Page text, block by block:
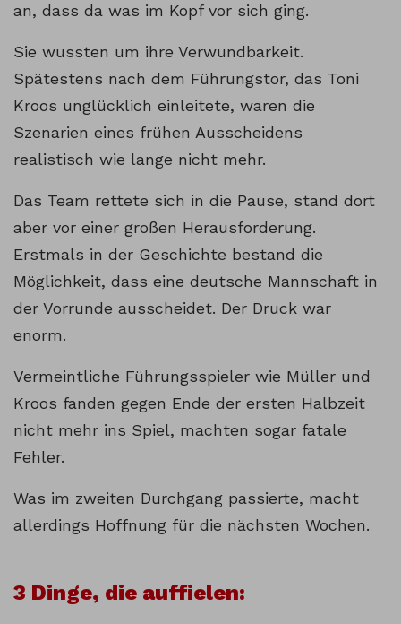
an, dass da was im Kopf vor sich ging.
Sie wussten um ihre Verwundbarkeit.
Spätestens nach dem Führungstor, das Toni
Kroos unglücklich einleitete, waren die
Szenarien eines frühen Ausscheidens
realistisch wie lange nicht mehr.
Das Team rettete sich in die Pause, stand dort
aber vor einer großen Herausforderung.
Erstmals in der Geschichte bestand die
Möglichkeit, dass eine deutsche Mannschaft in
der Vorrunde ausscheidet. Der Druck war
enorm.
Vermeintliche Führungsspieler wie Müller und
Kroos fanden gegen Ende der ersten Halbzeit
nicht mehr ins Spiel, machten sogar fatale
Fehler.
Was im zweiten Durchgang passierte, macht
allerdings Hoffnung für die nächsten Wochen.
3 Dinge, die auffielen: